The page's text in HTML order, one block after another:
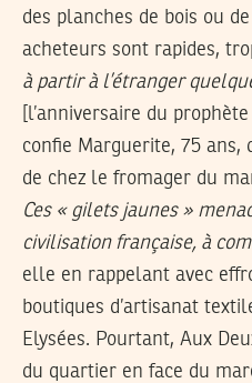
des planches de bois ou
acheteurs sont rapides,
à partir à l’étranger
[l’anniversaire du
confie Marguerite, 75 ans,
de chez le fromager du
Ces « gilets jaunes »
civilisation française, à
elle en rappelant avec
boutiques d’artisanat
Elysées. Pourtant, Aux
du quartier en face du